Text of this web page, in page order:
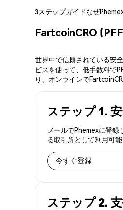
3ステップガイドなぜ
FartcoinCRO
世界中で信頼されている安
ビスを使って、低手数料で
り、オンラインで
ステップ 1.
メールでPhemexに登
る取引所として利用可能
今すぐ登録
ステップ 2.